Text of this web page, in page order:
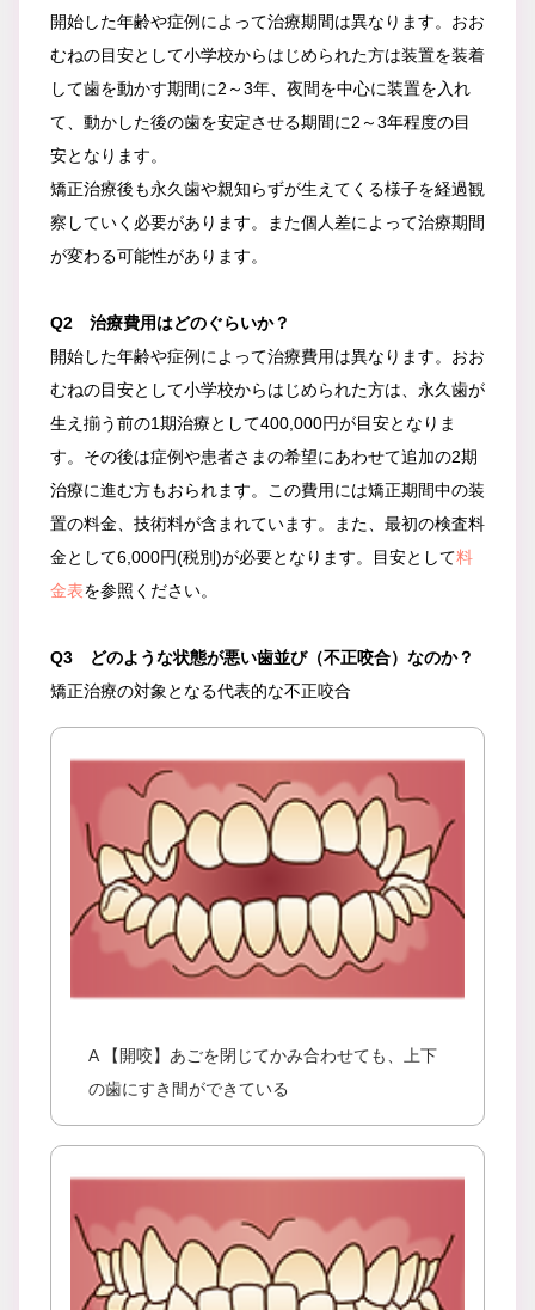
開始した年齢や症例によって治療期間は異なります。おお
むねの目安として小学校からはじめられた方は装置を装着
して歯を動かす期間に2～3年、夜間を中心に装置を入れ
て、動かした後の歯を安定させる期間に2～3年程度の目
安となります。
矯正治療後も永久歯や親知らずが生えてくる様子を経過観
察していく必要があります。また個人差によって治療期間
が変わる可能性があります。
Q2 治療費用はどのぐらいか？
開始した年齢や症例によって治療費用は異なります。おお
むねの目安として小学校からはじめられた方は、永久歯が
生え揃う前の1期治療として400,000円が目安となりま
す。その後は症例や患者さまの希望にあわせて追加の2期
治療に進む方もおられます。この費用には矯正期間中の装
置の料金、技術料が含まれています。また、最初の検査料
金として6,000円(税別)が必要となります。目安として料
金表を参照ください。
Q3 どのような状態が悪い歯並び（不正咬合）なのか？
矯正治療の対象となる代表的な不正咬合
A 【開咬】あごを閉じてかみ合わせても、上下
の歯にすき間ができている